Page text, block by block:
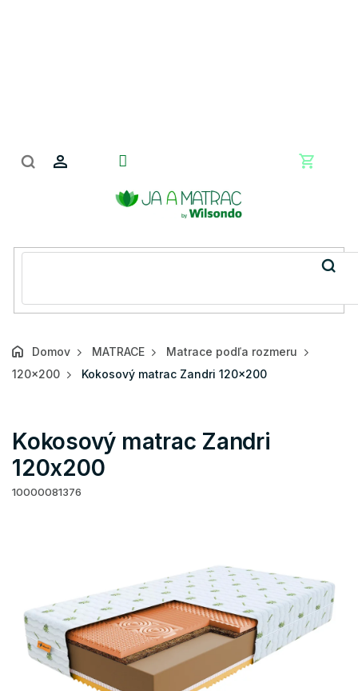
Domov MATRACE
Matrace podľa rozmeru
120x200
Kokosový matrac Zandri 120x200
Kokosový matrac Zandri
120x200
10000081376